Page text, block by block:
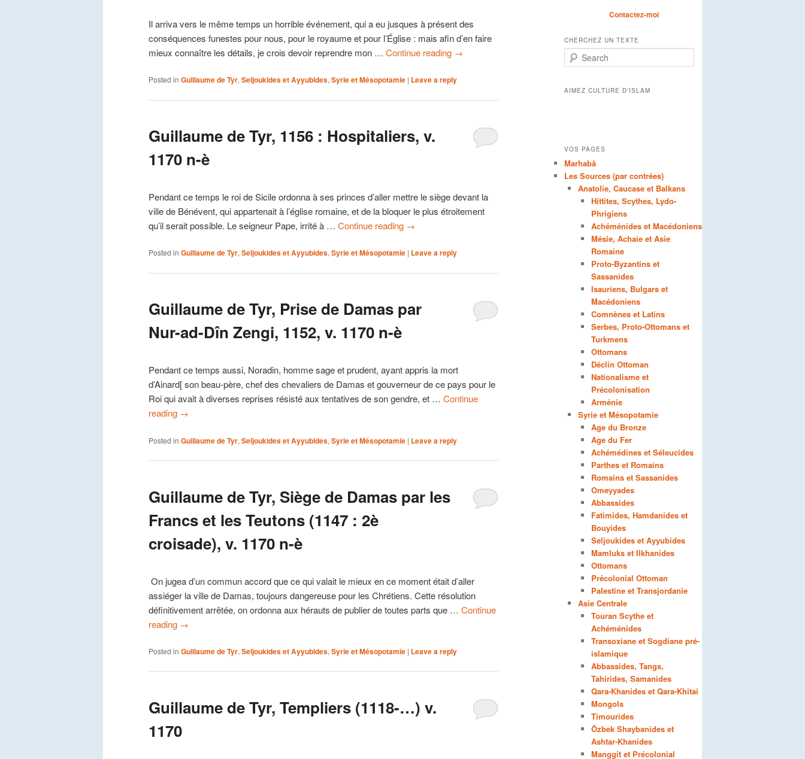
Il arriva vers le même temps un horrible événement, qui a eu jusques à présent des
conséquences funestes pour nous, pour le royaume et pour l’Église : mais afin d’en faire
mieux connaître les détails, je crois devoir reprendre mon … Continue reading →
Posted in Guillaume de Tyr, Seljoukides et Ayyubides, Syrie et Mésopotamie | Leave a reply
Guillaume de Tyr, 1156 : Hospitaliers, v.
1170 n-è
Pendant ce temps le roi de Sicile ordonna à ses princes d’aller mettre le siège devant la
ville de Bénévent, qui appartenait à l’église romaine, et de la bloquer le plus étroitement
qu’il serait possible. Le seigneur Pape, irrité à … Continue reading →
Posted in Guillaume de Tyr,Seljoukides et Ayyubides,Syrie et Mésopotamie | Leave a reply
Guillaume de Tyr, Prise de Damas par
Nur-ad-Dîn Zengi, 1152, v. 1170 n-è
Pendant ce temps aussi, Noradin, homme sage et prudent, ayant appris la mort
d’Ainard[ son beau-père, chef des chevaliers de Damas et gouverneur de ce pays pour le
Roi qui avait à diverses reprises résisté aux tentatives de son gendre, et … Continue
reading →
Posted in Guillaume de Tyr, Seljoukides et Ayyubides, Syrie et Mésopotamie | Leave a reply
Guillaume de Tyr, Siège de Damas par les
Francs et les Teutons (1147 : 2è
croisade), v. 1170 n-è
On jugea d’un commun accord que ce qui valait le mieux en ce moment était d’aller
assiéger la ville de Damas, toujours dangereuse pour les Chrétiens. Cette résolution
définitivement arrêtée, on ordonna aux hérauts de publier de toutes parts que … Continue
reading →
Posted in Guillaume de Tyr, Seljoukides et Ayyubides, Syrie et Mésopotamie | Leave a reply
Guillaume de Tyr, Templiers (1118-…) v.
1170
Contactez-moi
CHERCHEZ UN TEXTE
Search
AIMEZ CULTURE D’ISLAM
VOS PAGES
Marhabâ
Les Sources (par contrées)
Anatolie, Caucase et Balkans
Hittites, Scythes, Lydo-
Phrigiens
Achéménides et Macédoniens
Mésie, Achaie et Asie
Romaine
Proto-Byzantins et
Sassanides
Isauriens, Bulgars et
Macédoniens
Comnènes et Latins
Serbes, Proto-Ottomans et
Turkmens
Ottomans
Déclin Ottoman
Nationalisme et
Précolonisation
Arménie
Syrie et Mésopotamie
Age du Bronze
Age du Fer
Achémédines et Séleucides
Parthes et Romains
Romains et Sassanides
Omeyyades
Abbassides
Fatimides, Hamdanides et
Bouyides
Seljoukides et Ayyubides
Mamluks et Ilkhanides
Ottomans
Précolonial Ottoman
Palestine et Transjordanie
Asie Centrale
Touran Scythe et
Achéménides
Transoxiane et Sogdiane pré-
islamique
Abbassides, Tangs,
Tahirides, Samanides
Qara-Khanides et Qara-Khitai
Mongols
Timourides
Özbek Shaybanides et
Ashtar-Khanides
Manggit et Précolonial